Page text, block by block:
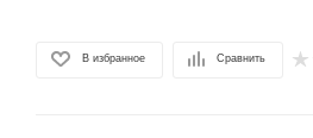
В избранное Сравнить